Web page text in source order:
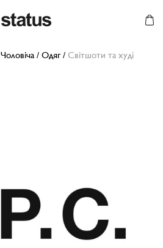
Чоловіча / Одяг/ Світшоти та худі